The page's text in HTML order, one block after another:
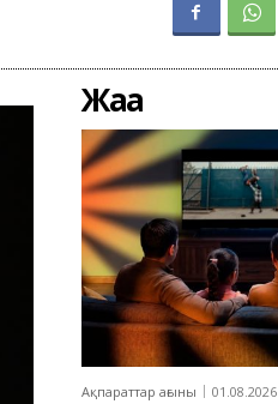
Жаңа
Ақпараттар ағыны 01.08.2026